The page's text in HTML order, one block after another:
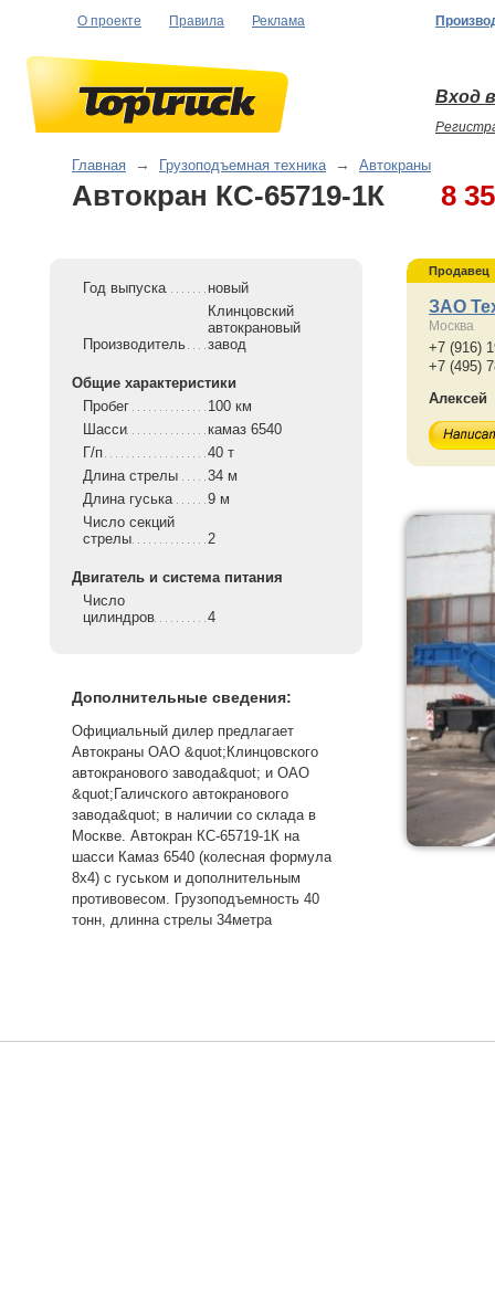
О проекте Правила Реклама
Вход
Главная → Грузоподъемная техника → Автокраны
Автокран КС-65719-1К 8
Год выпуска новый
Производитель
Клинцовский
автокрановый
завод
Общие характеристики
Пробег
100 км
Шасси
камаз 6540
Г/п
40 т
Длина стрелы
34 м
Длина гуська
9 м
Число секций
стрелы
2
Двигатель и система питания
Число
цилиндров
4
Дополнительные сведения:
Официальный дилер предлагает
Автокраны ОАО &quot;Клинцовского
автокранового завода&quot; и ОАО
&quot;Галичского автокранового
завода&quot; в наличии со склада в
Москве. Автокран КС-65719-1К на
шасси Камаз 6540 (колесная формула
8х4) с гуськом и дополнительным
противовесом. Грузоподъемность 40
тонн, длинна стрелы 34метра
Продавец
ЗАО
Москва
+7 (916)
+7 (495)
Алексей